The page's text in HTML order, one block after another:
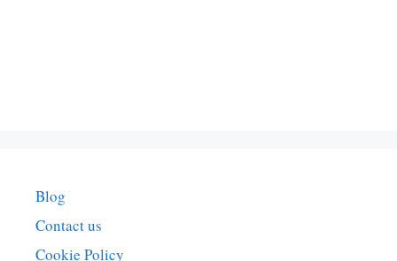
Blog
Contact us
Cookie Policy